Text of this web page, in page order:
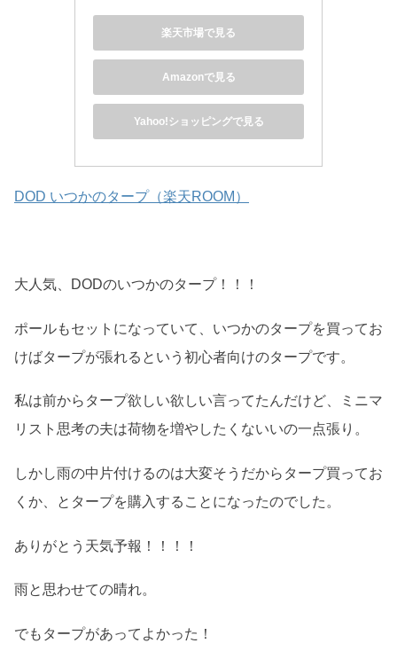
楽天市場で見る
Amazonで見る
Yahoo!ショッピングで見る
DOD いつかのタープ（楽天ROOM）
大人気、DODのいつかのタープ！！！
ポールもセットになっていて、いつかのタープを買ってお
けばタープが張れるという初心者向けのタープです。
私は前からタープ欲しい欲しい言ってたんだけど、ミニマ
リスト思考の夫は荷物を増やしたくないいの一点張り。
しかし雨の中片付けるのは大変そうだからタープ買ってお
くか、とタープを購入することになったのでした。
ありがとう天気予報！！！！
雨と思わせての晴れ。
でもタープがあってよかった！